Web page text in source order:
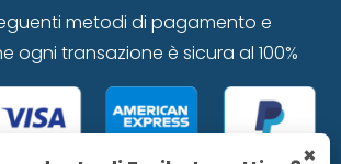
metodi di pagamento e
ogni transazione è sicura al 100%
×